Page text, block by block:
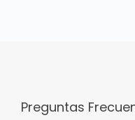
Preguntas